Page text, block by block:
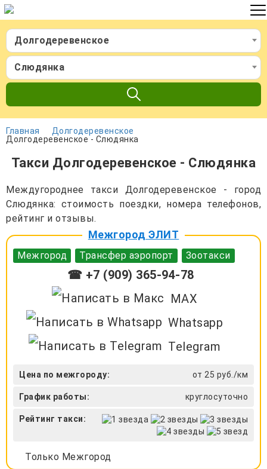
Долгодеревенское
Слюдянка
Главная
Долгодеревенское
Долгодеревенское - Слюдянка
Такси Долгодеревенское - Слюдянка
Междугороднее такси Долгодеревенское - город
Слюдянка: стоимость поездки, номера телефонов,
рейтинг и отзывы.
Межгород ЭЛИТ
Межгород Трансфер аэропорт Зоотакси
☎ +7 (909) 365-94-78
MAX
Whatsapp
Telegram
Цена по межгороду: от 25 руб./км
График работы: круглосуточно
Рейтинг такси:
Только Межгород